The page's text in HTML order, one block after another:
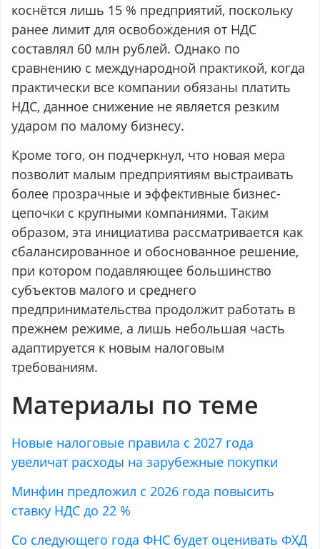
коснётся лишь 15 % предприятий, поскольку
ранее лимит для освобождения от НДС
составлял 60 млн рублей. Однако по
сравнению с международной практикой, когда
практически все компании обязаны платить
НДС, данное снижение не является резким
ударом по малому бизнесу.
Кроме того, он подчеркнул, что новая мера
позволит малым предприятиям выстраивать
более прозрачные и эффективные бизнес-
цепочки с крупными компаниями. Таким
образом, эта инициатива рассматривается как
сбалансированное и обоснованное решение,
при котором подавляющее большинство
субъектов малого и среднего
предпринимательства продолжит работать в
прежнем режиме, а лишь небольшая часть
адаптируется к новым налоговым
требованиям.
Материалы по теме
Новые налоговые правила с 2027 года
увеличат расходы на зарубежные покупки
Минфин предложил с 2026 года повысить
ставку НДС до 22 %
Со следующего года ФНС будет оценивать ФХД